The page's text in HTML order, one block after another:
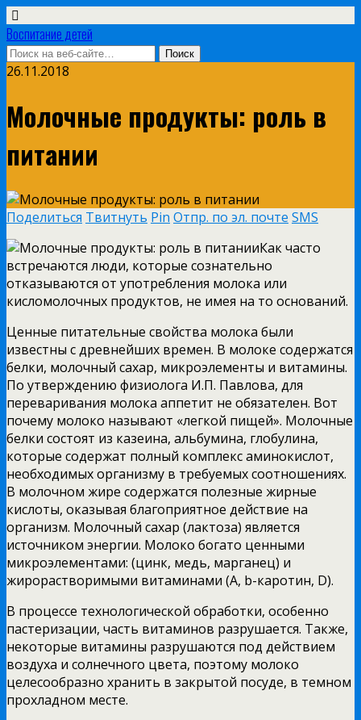
Воспитание детей
26.11.2018
Молочные продукты: роль в
питании
Поделиться Твитнуть Pin Отпр. по эл. почте SMS
Как часто
встречаются люди, которые сознательно
отказываются от употребления молока или
кисломолочных продуктов, не имея на то оснований.
Ценные питательные свойства молока были
известны с древнейших времен. В молоке содержатся
белки, молочный сахар, микроэлементы и витамины.
По утверждению физиолога И.П. Павлова, для
переваривания молока аппетит не обязателен. Вот
почему молоко называют «легкой пищей». Молочные
белки состоят из казеина, альбумина, глобулина,
которые содержат полный комплекс аминокислот,
необходимых организму в требуемых соотношениях.
В молочном жире содержатся полезные жирные
кислоты, оказывая благоприятное действие на
организм. Молочный сахар (лактоза) является
источником энергии. Молоко богато ценными
микроэлементами: (цинк, медь, марганец) и
жирорастворимыми витаминами (А, b-каротин, D).
В процессе технологической обработки, особенно
пастеризации, часть витаминов разрушается. Также,
некоторые витамины разрушаются под действием
воздуха и солнечного цвета, поэтому молоко
целесообразно хранить в закрытой посуде, в темном
прохладном месте.